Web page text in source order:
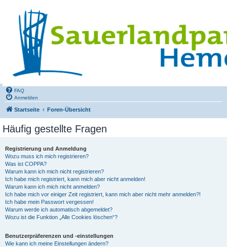
FAQ
Anmelden
Startseite Foren-Übersicht
Häufig gestellte Fragen
Registrierung und Anmeldung
Wozu muss ich mich registrieren?
Was ist COPPA?
Warum kann ich mich nicht registrieren?
Ich habe mich registriert, kann mich aber nicht anmelden!
Warum kann ich mich nicht anmelden?
Ich habe mich vor einiger Zeit registriert, kann mich aber nicht mehr anmelden?!
Ich habe mein Passwort vergessen!
Warum werde ich automatisch abgemeldet?
Wozu ist die Funktion „Alle Cookies löschen“?
Benutzerpräferenzen und -einstellungen
Wie kann ich meine Einstellungen ändern?